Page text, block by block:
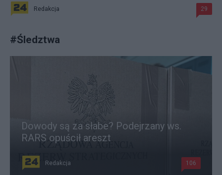
Redakcja 29
#Śledztwa
Dowody są za słabe? Podejrzany ws.
RARS opuścił areszt
Redakcja 106